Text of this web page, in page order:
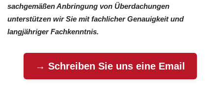
sachgemäßen Anbringung von Überdachungen
unterstützen wir Sie mit fachlicher Genauigkeit und
langjähriger Fachkenntnis.
→ Schreiben Sie uns eine Email